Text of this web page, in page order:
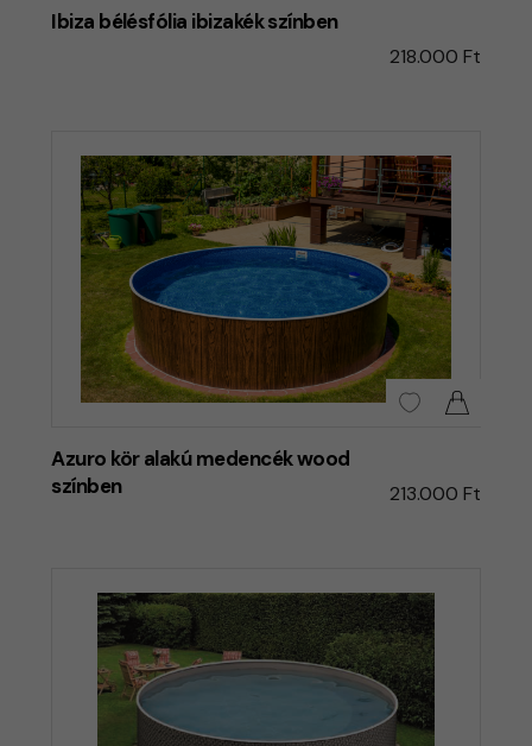
Ibiza bélésfólia ibizakék színben
218.000 Ft
Azuro kör alakú medencék wood
színben
213.000 Ft